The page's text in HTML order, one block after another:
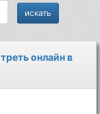
онлайн в